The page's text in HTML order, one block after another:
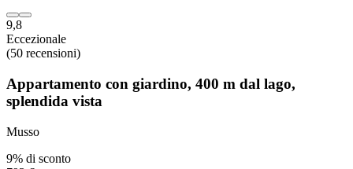
9,8
Eccezionale
(50 recensioni)
Appartamento con giardino, 400 m dal lago,
splendida vista
Musso
9% di sconto